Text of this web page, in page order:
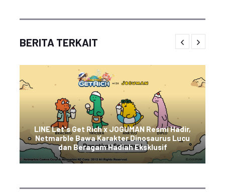
BERITA TERKAIT
LINE Let's Get Rich x JOGUMAN Resmi Hadir,
Netmarble Bawa Karakter Dinosaurus Lucu
dan Beragam Hadiah Eksklusif